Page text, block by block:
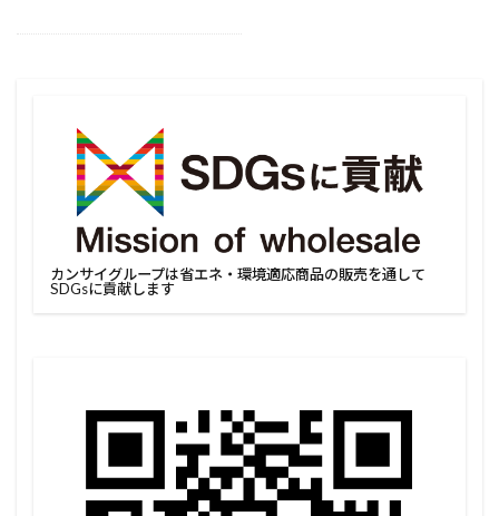
カンサイグループは省エネ・環境適応商品の販売を通して
SDGsに貢献します